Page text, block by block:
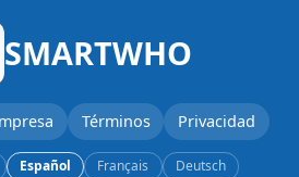
SMARTWHO
Términos Privacidad
Español Français
Deutsch